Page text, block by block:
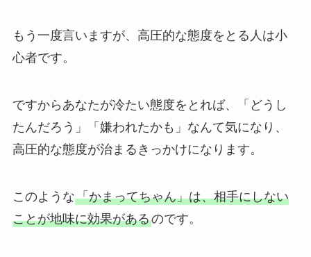
もう一度言いますが、高圧的な態度をとる人は小
心者です。
ですからあなたが冷たい態度をとれば、「どうし
たんだろう」「嫌われたかも」なんて気になり、
高圧的な態度が治まるきっかけになります。
このような「かまってちゃん」は、相手にしない
ことが地味に効果があるのです。